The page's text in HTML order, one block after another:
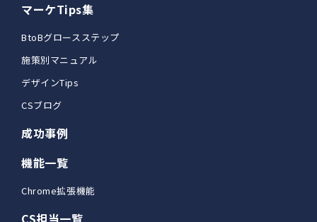
マーケTips集
BtoBグロースステップ
施策別マニュアル
デザインTips
CSブログ
成功事例
機能一覧
Chrome拡張機能
CS担当一覧